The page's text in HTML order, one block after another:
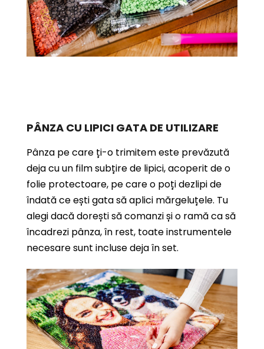
PÂNZA CU LIPICI GATA DE UTILIZARE
Pânza pe care ți-o trimitem este prevăzută
deja cu un film subțire de lipici, acoperit de o
folie protectoare, pe care o poți dezlipi de
îndată ce ești gata să aplici mărgeluțele. Tu
alegi dacă dorești să comanzi și o ramă ca să
încadrezi pânza, în rest, toate instrumentele
necesare sunt incluse deja în set.